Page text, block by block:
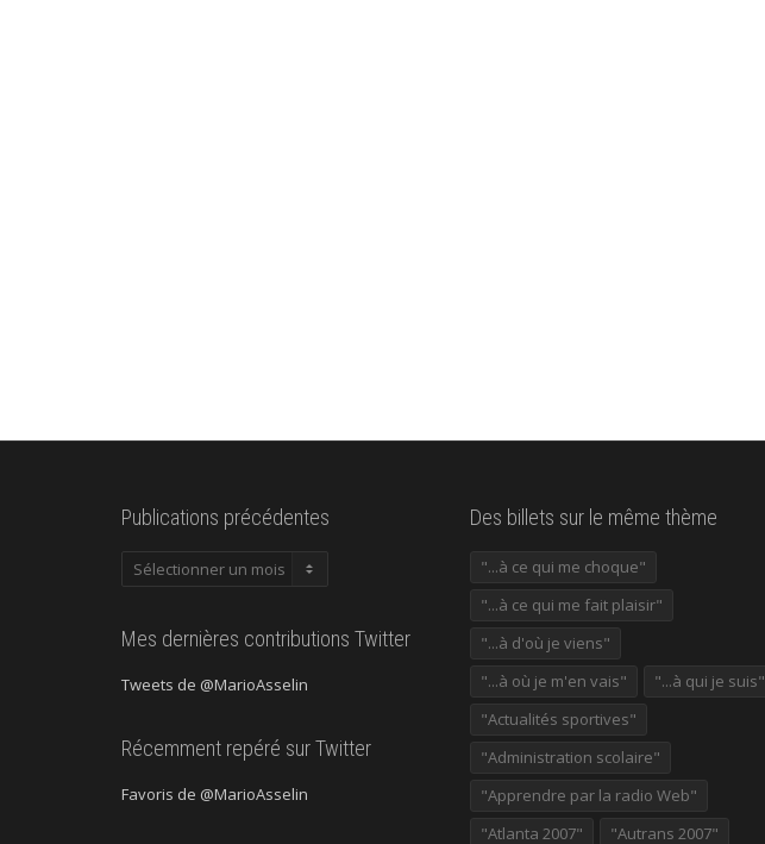
Publications précédentes
Publications
Mes dernières contributions Twitter
Tweets de @MarioAsselin
Récemment repéré sur Twitter
Favoris de @MarioAsselin
Des billets sur le même thème
"...à ce qui me choque"
"...à ce qui me fait plaisir"
"...à d'où je viens"
"...à où je m'en vais"
"...à qui je suis"
"Actualités sportives"
"Administration scolaire"
"Apprendre par la radio Web"
"Atlanta 2007"
"Autrans 2007"